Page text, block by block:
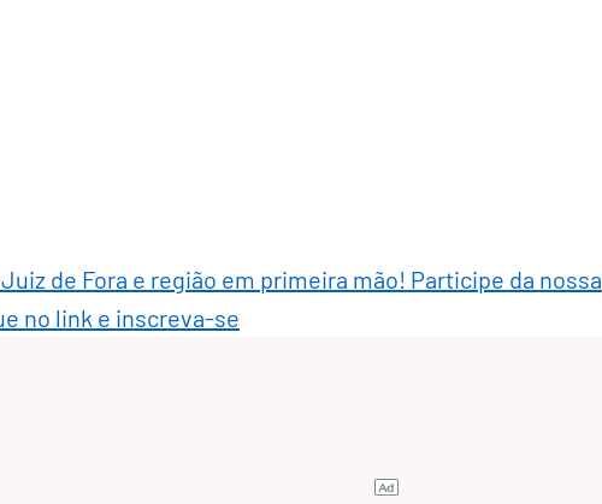
de Fora e região em primeira mão! Participe da nossa
no link e inscreva-se